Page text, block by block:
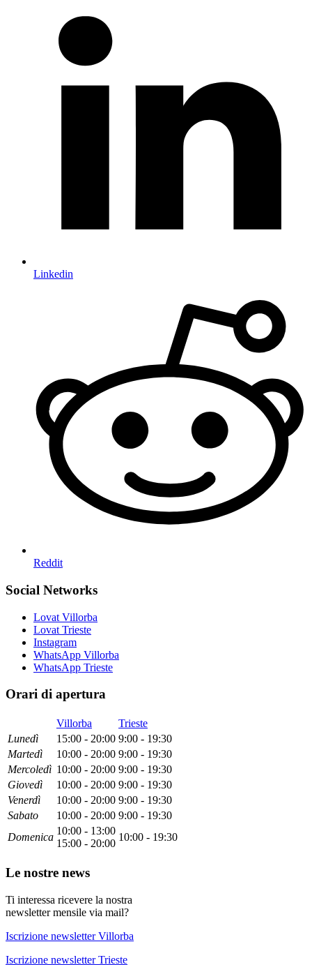
Linkedin
Reddit
Social Networks
Lovat Villorba
Lovat Trieste
Instagram
WhatsApp Villorba
WhatsApp Trieste
Orari di apertura
Villorba
Trieste
Lunedì 15:00 - 20:00 9:00 - 19:30
Martedì 10:00 - 20:00 9:00 - 19:30
Mercoledì 10:00 - 20:00 9:00 - 19:30
Giovedì 10:00 - 20:00 9:00 - 19:30
Venerdì 10:00 - 20:00 9:00 - 19:30
Sabato 10:00 - 20:00 9:00 - 19:30
Domenica
10:00 - 13:00
15:00 - 20:00
10:00 - 19:30
Le nostre news
Ti interessa ricevere la nostra
newsletter mensile via mail?
Iscrizione newsletter Villorba
Iscrizione newsletter Trieste